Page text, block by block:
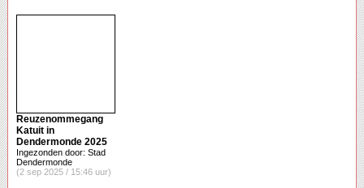
Reuzenommegang
Katuit in
Dendermonde 2025
Ingezonden door: Stad
Dendermonde
(2 sep 2025 / 15:46 uur)